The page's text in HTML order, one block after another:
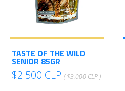
TASTE OF THE WILD
SENIOR 85GR
$2.500 CLP ( $3.000 CLP )